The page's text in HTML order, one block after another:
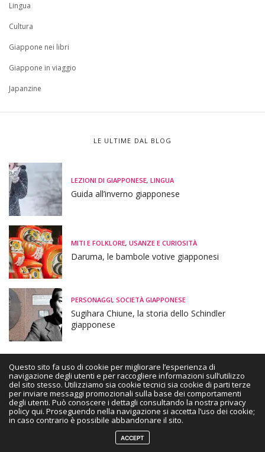
Lingua
Cultura
Giappone nei libri
Giappone in viaggio
Japanzine
LE ULTIME DAL BLOG
LEZIONI DI GIAPPONESE, LINGUA
Guida all’inverno giapponese
MITI E FOLKLORE, USANZE E CURIOSITÀ
Daruma, le bambole votive giapponesi
PERSONAGGI, SOCIETÀ GIAPPONESE
Sugihara Chiune, la storia dello Schindler
giapponese
HOME CHI SONO PRIVACY | COOKIE POLICY DISCLAIMER
CONTATTAMI
Copyright ©2021 Tradurre il Giappone - Japan Magazine. All Rights Reserved.
Questo sito fa uso di cookie per migliorare l’esperienza di
navigazione degli utenti e per raccogliere informazioni sull’utilizzo
del sito stesso. Utilizziamo sia cookie tecnici sia cookie di parti terze
per inviare messaggi promozionali sulla base dei comportamenti
degli utenti. Può conoscere i dettagli consultando la nostra privacy
policy qui. Proseguendo nella navigazione si accetta l’uso dei cookie;
in caso contrario è possibile abbandonare il sito.
ACCEPT